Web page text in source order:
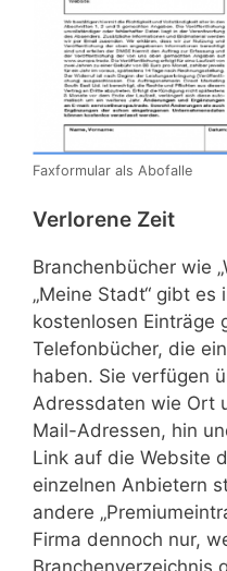
Faxformular als Abofalle
Verlorene Zeit
Branchenbücher wie
„Meine Stadt“ gibt es
kostenlosen Einträge
Telefonbücher, die
haben. Sie verfügen
Adressdaten wie Ort
Mail-Adressen, hin
Link auf die Website
einzelnen Anbietern
andere
Firma dennoch nur,